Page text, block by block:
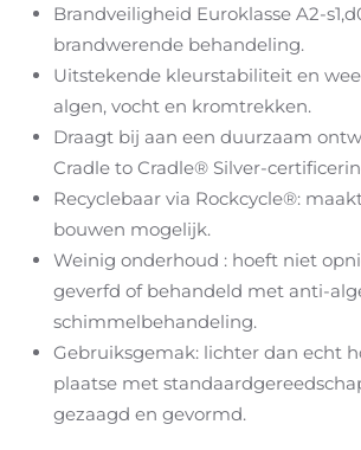
Brandveiligheid Euroklasse A2-
brandwerende behandeling.
Uitstekende kleurstabiliteit en
algen, vocht en kromtrekken.
Draagt bij aan een duurzaam
Cradle to Cradle® Silver-
Recyclebaar via Rockcycle®:
bouwen mogelijk.
Weinig onderhoud : hoeft niet
geverfd of behandeld met anti-
schimmelbehandeling.
Gebruiksgemak: lichter dan echt
plaatse met
gezaagd en gevormd.